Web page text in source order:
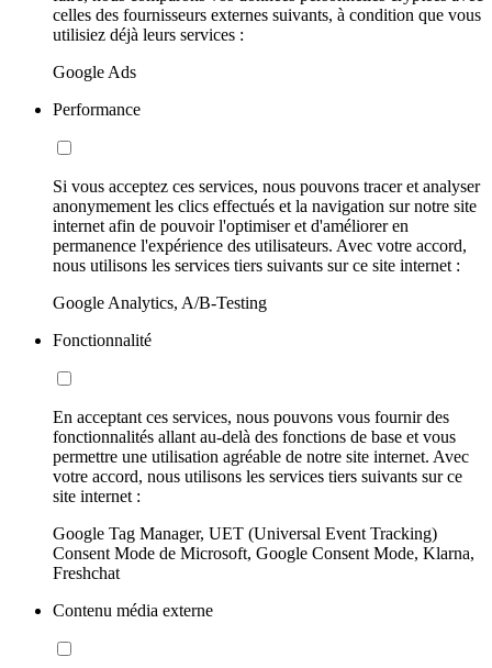
celles des fournisseurs externes suivants, à condition que vous
utilisiez déjà leurs services :
Google Ads
Performance
Si vous acceptez ces services, nous pouvons tracer et analyser
anonymement les clics effectués et la navigation sur notre site
internet afin de pouvoir l'optimiser et d'améliorer en
permanence l'expérience des utilisateurs. Avec votre accord,
nous utilisons les services tiers suivants sur ce site internet :
Google Analytics, A/B-Testing
Fonctionnalité
En acceptant ces services, nous pouvons vous fournir des
fonctionnalités allant au-delà des fonctions de base et vous
permettre une utilisation agréable de notre site internet. Avec
votre accord, nous utilisons les services tiers suivants sur ce
site internet :
Google Tag Manager, UET (Universal Event Tracking)
Consent Mode de Microsoft, Google Consent Mode, Klarna,
Freshchat
Contenu média externe